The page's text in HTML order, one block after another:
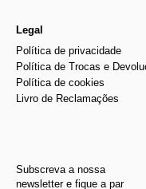
Legal
Política de privacidade
Política de Trocas e
Política de cookies
Livro de Reclamações
Subscreva a nossa
newsletter e fique a par